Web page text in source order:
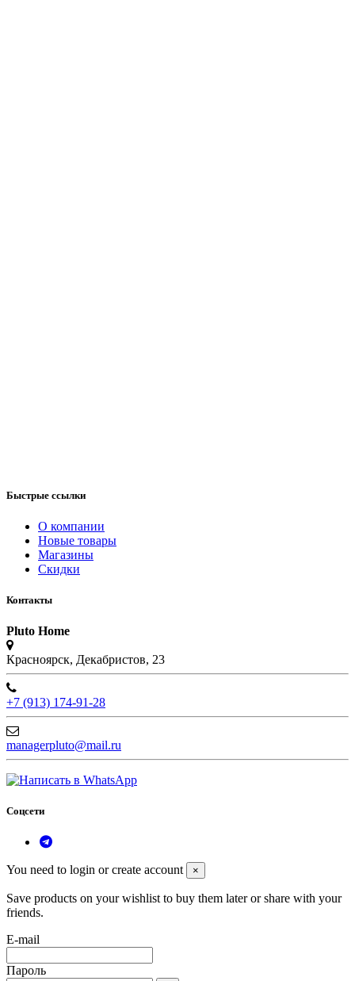
Быстрые ссылки
О компании
Новые товары
Магазины
Скидки
Контакты
Pluto Home
Красноярск, Декабристов, 23
+7 (913) 174-91-28
managerpluto@mail.ru
Соцсети
You need to login or create account ×
Save products on your wishlist to buy them later or share with your
friends.
E-mail
Пароль